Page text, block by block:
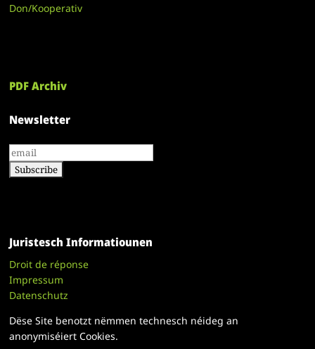
Don/Kooperativ
PDF Archiv
Newsletter
Juristesch Informatiounen
Droit de réponse
Impressum
Datenschutz
Dëse Site benotzt nëmmen technesch néideg an
anonymiséiert Cookies.